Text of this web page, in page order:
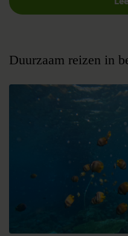
Duurzaam reizen in